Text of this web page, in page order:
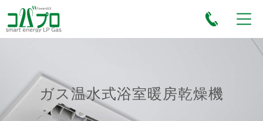
ガス温水式浴室暖房乾燥機